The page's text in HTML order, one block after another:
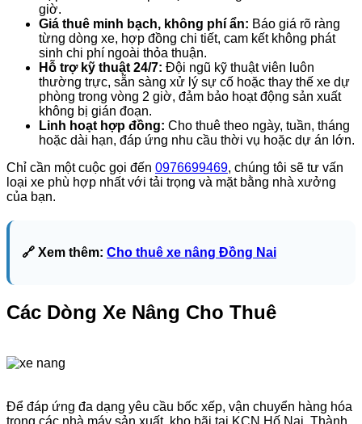
giờ.
Giá thuê minh bạch, không phí ẩn: Báo giá rõ ràng
từng dòng xe, hợp đồng chi tiết, cam kết không phát
sinh chi phí ngoài thỏa thuận.
Hỗ trợ kỹ thuật 24/7: Đội ngũ kỹ thuật viên luôn
thường trực, sẵn sàng xử lý sự cố hoặc thay thế xe dự
phòng trong vòng 2 giờ, đảm bảo hoạt động sản xuất
không bị gián đoạn.
Linh hoạt hợp đồng: Cho thuê theo ngày, tuần, tháng
hoặc dài hạn, đáp ứng nhu cầu thời vụ hoặc dự án lớn.
Chỉ cần một cuộc gọi đến 0976699469, chúng tôi sẽ tư vấn
loại xe phù hợp nhất với tải trọng và mặt bằng nhà xưởng
của bạn.
🔗 Xem thêm: Cho thuê xe nâng Đồng Nai
Các Dòng Xe Nâng Cho Thuê
Để đáp ứng đa dạng yêu cầu bốc xếp, vận chuyển hàng hóa
trong các nhà máy sản xuất, kho bãi tại KCN Hố Nai, Thành